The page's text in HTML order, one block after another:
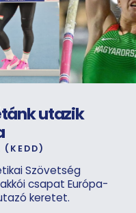
utazik
Szövetség
csapat Európa-
keretet.